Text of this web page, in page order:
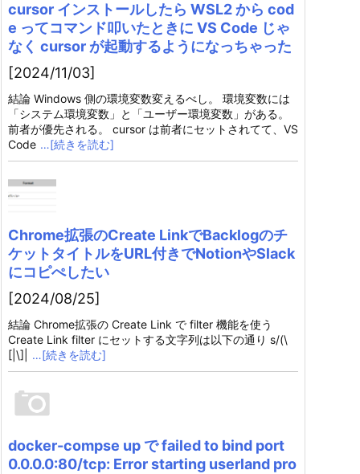
cursor インストールしたら WSL2 から cod
e ってコマンド叩いたときに VS Code じゃ
なく cursor が起動するようになっちゃった
[2024/11/03]
結論 Windows 側の環境変数変えるべし。 環境変数には
「システム環境変数」と「ユーザー環境変数」がある。
前者が優先される。 cursor は前者にセットされてて、VS
Code …[続きを読む]
Chrome拡張のCreate LinkでBacklogのチ
ケットタイトルをURL付きでNotionやSlack
にコピぺしたい
[2024/08/25]
結論 Chrome拡張の Create Link で filter 機能を使う
Create Link filter にセットする文字列は以下の通り s/(\
[|\]|
…[続きを読む]
docker-compse up で failed to bind port
0.0.0.0:80/tcp: Error starting userland pro